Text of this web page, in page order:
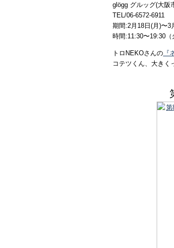
glögg グルッグ(大阪
TEL/06-6572-6911
期間:2月18日(月)〜3
時間:11:30〜19:30（
トロNEKOさんの 『
コテツくん、大きく